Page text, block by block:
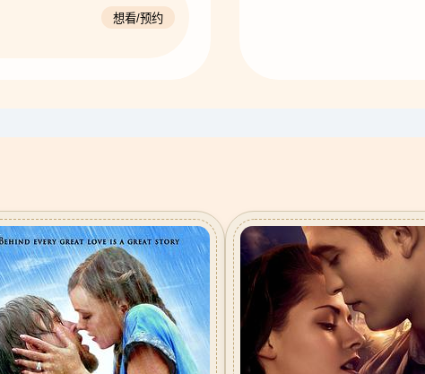
想看/预约